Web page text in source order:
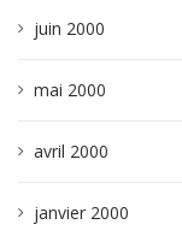
juin 2000
mai 2000
avril 2000
janvier 2000